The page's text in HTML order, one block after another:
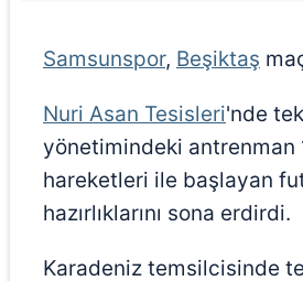
Samsunspor, Beşiktaş
Nuri Asan Tesisleri'nde
yönetimindeki antrenman
hareketleri ile başlayan
hazırlıklarını sona erdirdi.
Karadeniz temsilcisinde